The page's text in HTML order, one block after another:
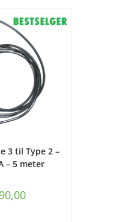
3 til Type 2 –
– 5 meter